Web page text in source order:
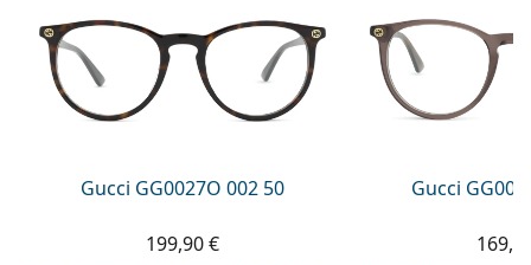
Gucci GG0027O 002 50
199,90 €
Gucci